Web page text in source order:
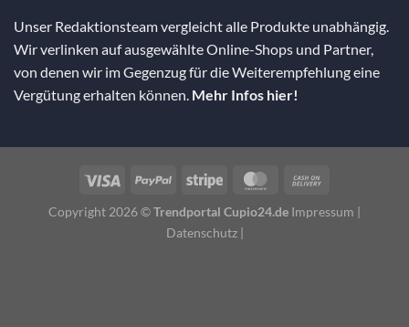
Unser Redaktionsteam vergleicht alle Produkte unabhängig.
Wir verlinken auf ausgewählte Online-Shops und Partner,
von denen wir im Gegenzug für die Weiterempfehlung eine
Vergütung erhalten können. Mehr Infos hier!
Copyright 2026 ©Trendportal Cupio24.de Impressum |
Datenschutz|